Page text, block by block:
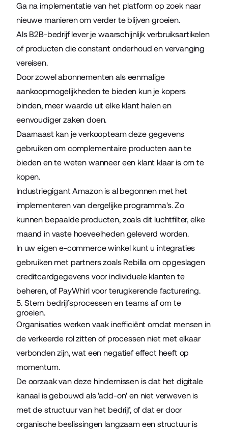
Ga na implementatie van het platform op zoek naar
nieuwe manieren om verder te blijven groeien.
Als B2B-bedrijf lever je waarschijnlijk verbruiksartikelen
of producten die constant onderhoud en vervanging
vereisen.
Door zowel abonnementen als eenmalige
aankoopmogelijkheden te bieden kun je kopers
binden, meer waarde uit elke klant halen en
eenvoudiger zaken doen.
Daarnaast kan je verkoopteam deze gegevens
gebruiken om complementaire producten aan te
bieden en te weten wanneer een klant klaar is om te
kopen.
Industriegigant Amazon is al begonnen met het
implementeren van dergelijke programma's. Zo
kunnen bepaalde producten, zoals dit luchtfilter, elke
maand in vaste hoeveelheden geleverd worden.
In uw eigen e-commerce winkel kunt u integraties
gebruiken met partners zoals Rebilla om opgeslagen
creditcardgegevens voor individuele klanten te
beheren, of PayWhirl voor terugkerende facturering.
5. Stem bedrijfsprocessen en teams af om te
groeien.
Organisaties werken vaak inefficiënt omdat mensen in
de verkeerde rol zitten of processen niet met elkaar
verbonden zijn, wat een negatief effect heeft op
momentum.
De oorzaak van deze hindernissen is dat het digitale
kanaal is gebouwd als 'add-on' en niet verweven is
met de structuur van het bedrijf, of dat er door
organische beslissingen langzaam een structuur is